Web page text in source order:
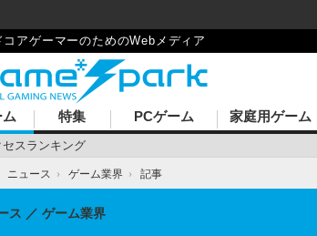
コアゲーマーのためのWebメディア
セスランキング
特集 PCゲーム 家庭用ゲーム
ニュース › ゲーム業界 › 記事
ス ゲーム業界